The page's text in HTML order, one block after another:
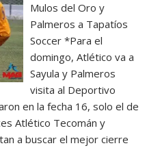
Mulos del Oro y
Palmeros a Tapatíos
Soccer *Para el
domingo, Atlético va a
Sayula y Palmeros
visita al Deportivo
en la fecha 16, solo el de
Atlético Tecomán y
a buscar el mejor cierre